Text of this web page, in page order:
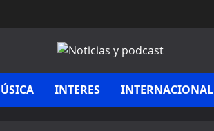
INTERES INTERNACIONAL